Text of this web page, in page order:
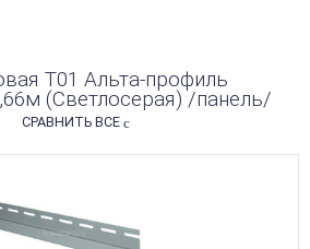
Т01 Альта-профиль
(Светлосерая) /панель/
СРАВНИТЬ ВСЕ